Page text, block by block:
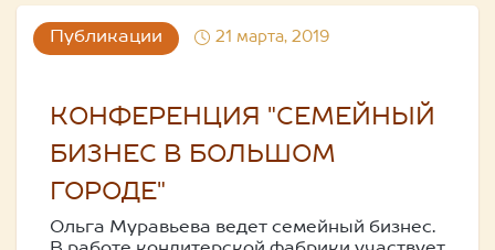
Публикации 21 марта, 2019
КОНФЕРЕНЦИЯ "СЕМЕЙНЫЙ
БИЗНЕС В БОЛЬШОМ
ГОРОДЕ"
Ольга Муравьева ведет семейный бизнес.